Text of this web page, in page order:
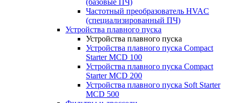
(базовые ПЧ)
Частотный преобразователь HVAC
(специализированный ПЧ)
Устройства плавного пуска
Устройства плавного пуска
Устройства плавного пуска Compact
Starter MCD 100
Устройства плавного пуска Compact
Starter MCD 200
Устройства плавного пуска Soft Starter
MCD 500